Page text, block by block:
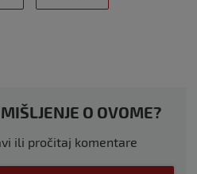
O OVOME?
ili pročitaj komentare